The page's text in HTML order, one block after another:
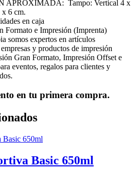
APROXIMADA: Tampo: Vertical 4 x
6 cm.
en caja
Formato e Impresión (Imprenta)
somos expertos en artículos
y productos de impresión
Gran Formato, Impresión Offset e
eventos, regalos para clientes y
en tu primera compra.
Basic 650ml